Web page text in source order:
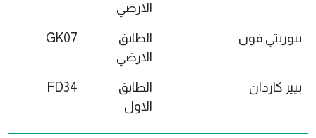
الارضي
بيوريتي فون
الطابق
الارضي
GK07
بيير كاردان
الطابق
الاول
FD34